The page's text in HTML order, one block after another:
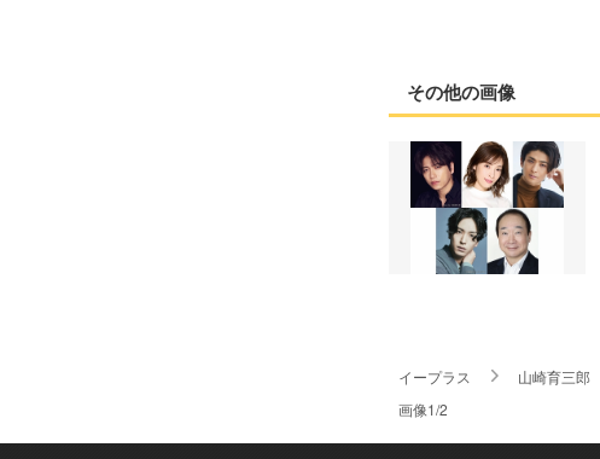
その他の画像
イープラス 山崎育三郎
画像1/2